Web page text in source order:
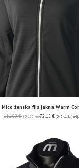
Mico ženska flis jakna Warm
111.00€ (836.33 kn) 72.15 € (543.61 kn)